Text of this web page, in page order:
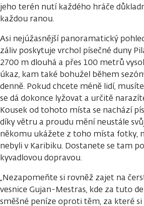
jeho terén nutí každého hráče
každou ranou.
Asi nejúžasnější panoramatický
záliv poskytuje vrchol písečné duny
2700 m dlouhá a přes 100 metrů
úkaz, kam také bohužel během
denně. Pokud chcete méně lidí,
se dá dokonce lyžovat a určitě
Kousek od tohoto místa se nachází
díky větru a proudu mění neustále
někomu ukážete z toho místa fotky,
nebyli v Karibiku. Dostanete se tam
kyvadlovou dopravou.
„Nezapomeňte si rovněž zajet na
vesnice Gujan-Mestras, kde za tuto
směšné peníze oproti těm, za které